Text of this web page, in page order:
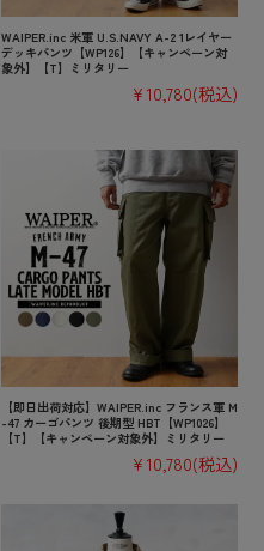
WAIPER.inc 米軍 U.S.NAVY A-2 1レイヤー
デッキパンツ【WP126】【キャンペーン対
象外】【T】ミリタリー
¥10,780(税込)
【即日出荷対応】WAIPER.inc フランス軍 M
-47 カーゴパンツ 後期型 HBT【WP1026】
【T】【キャンペーン対象外】ミリタリー
¥10,780(税込)